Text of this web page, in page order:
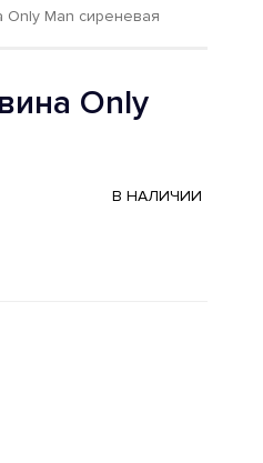
Only Man сиреневая
Only
В НАЛИЧИИ